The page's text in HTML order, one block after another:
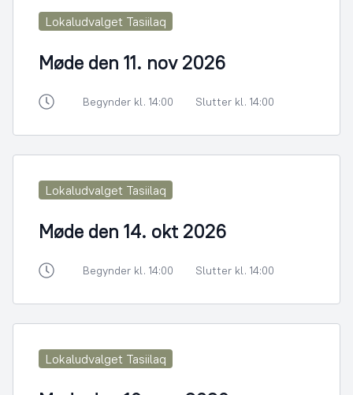
Lokaludvalget Tasiilaq
Møde den 11. nov 2026
Begynder kl. 14:00 Slutter kl. 14:00
Lokaludvalget Tasiilaq
Møde den 14. okt 2026
Begynder kl. 14:00 Slutter kl. 14:00
Lokaludvalget Tasiilaq